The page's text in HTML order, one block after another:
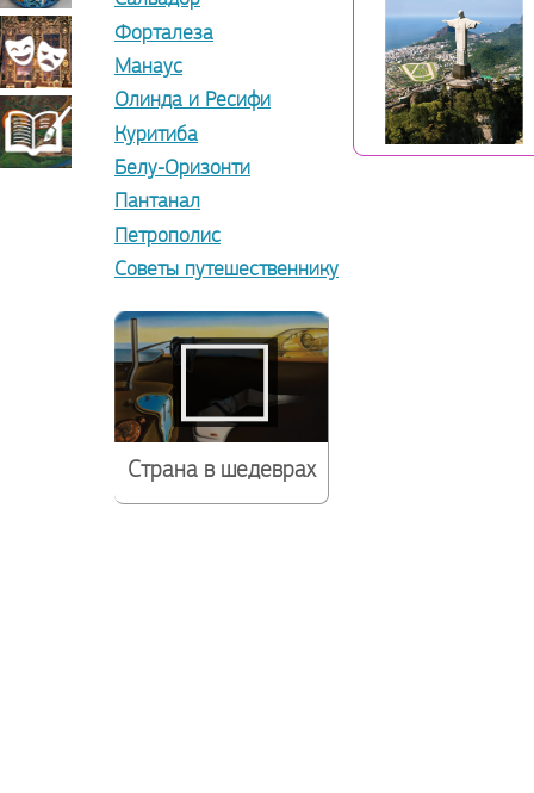
Форталеза
Манаус
Олинда и Ресифи
Куритиба
Белу-Оризонти
Пантанал
Петрополис
Советы путешественнику
Страна в шедеврах
прикладное
Театрально-
декорационное
искусство
Книжная
миниатюра